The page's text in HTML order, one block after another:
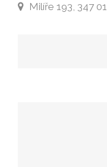
Milíře 193, 347 01